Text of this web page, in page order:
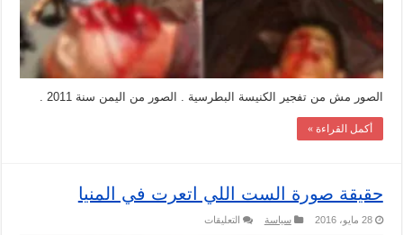
الصور مش من تفجير الكنيسة البطرسية . الصور من اليمن سنة 2011 .
أكمل القراءة »
حقيقة صورة الست اللي اتعرت في المنيا
28 مايو، 2016 سياسة التعليقات